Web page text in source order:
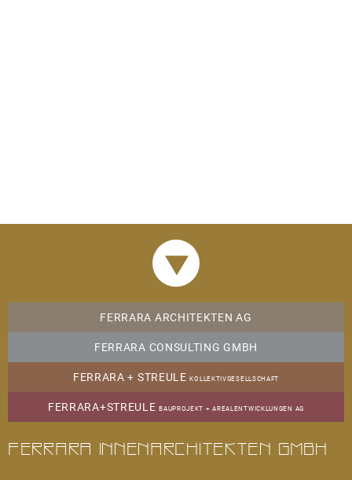
Fertigstellung und Übergabe: "Freie Strasse",
mehr
03.03.2026
Fertigstellung: "St. Albanvorstadt", Basel
Sanierung Einfamilienhaus
FERRARA ARCHITEKTEN AG
FERRARA CONSULTING GMBH
FERRARA + STREULEKOLLEKTIVGESELLSCHAFT
FERRARA+STREULEBAUPROJEKT + AREALENTWICKLUNGEN AG
Ferrara Innenarchitekten GmbH